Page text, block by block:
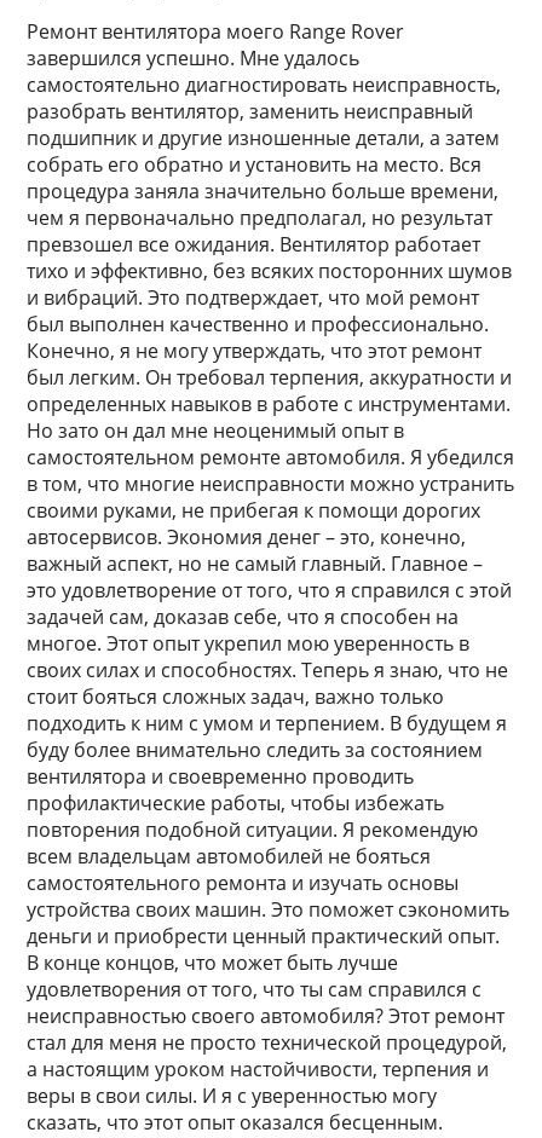
Ремонт вентилятора моего Range Rover
завершился успешно. Мне удалось
самостоятельно диагностировать неисправность,
разобрать вентилятор, заменить неисправный
подшипник и другие изношенные детали, а затем
собрать его обратно и установить на место. Вся
процедура заняла значительно больше времени,
чем я первоначально предполагал, но результат
превзошел все ожидания. Вентилятор работает
тихо и эффективно, без всяких посторонних шумов
и вибраций. Это подтверждает, что мой ремонт
был выполнен качественно и профессионально.
Конечно, я не могу утверждать, что этот ремонт
был легким. Он требовал терпения, аккуратности и
определенных навыков в работе с инструментами.
Но зато он дал мне неоценимый опыт в
самостоятельном ремонте автомобиля. Я убедился
в том, что многие неисправности можно устранить
своими руками, не прибегая к помощи дорогих
автосервисов. Экономия денег – это, конечно,
важный аспект, но не самый главный. Главное –
это удовлетворение от того, что я справился с этой
задачей сам, доказав себе, что я способен на
многое. Этот опыт укрепил мою уверенность в
своих силах и способностях. Теперь я знаю, что не
стоит бояться сложных задач, важно только
подходить к ним с умом и терпением. В будущем я
буду более внимательно следить за состоянием
вентилятора и своевременно проводить
профилактические работы, чтобы избежать
повторения подобной ситуации. Я рекомендую
всем владельцам автомобилей не бояться
самостоятельного ремонта и изучать основы
устройства своих машин. Это поможет сэкономить
деньги и приобрести ценный практический опыт.
В конце концов, что может быть лучше
удовлетворения от того, что ты сам справился с
неисправностью своего автомобиля? Этот ремонт
стал для меня не просто технической процедурой,
а настоящим уроком настойчивости, терпения и
веры в свои силы. И я с уверенностью могу
сказать, что этот опыт оказался бесценным.